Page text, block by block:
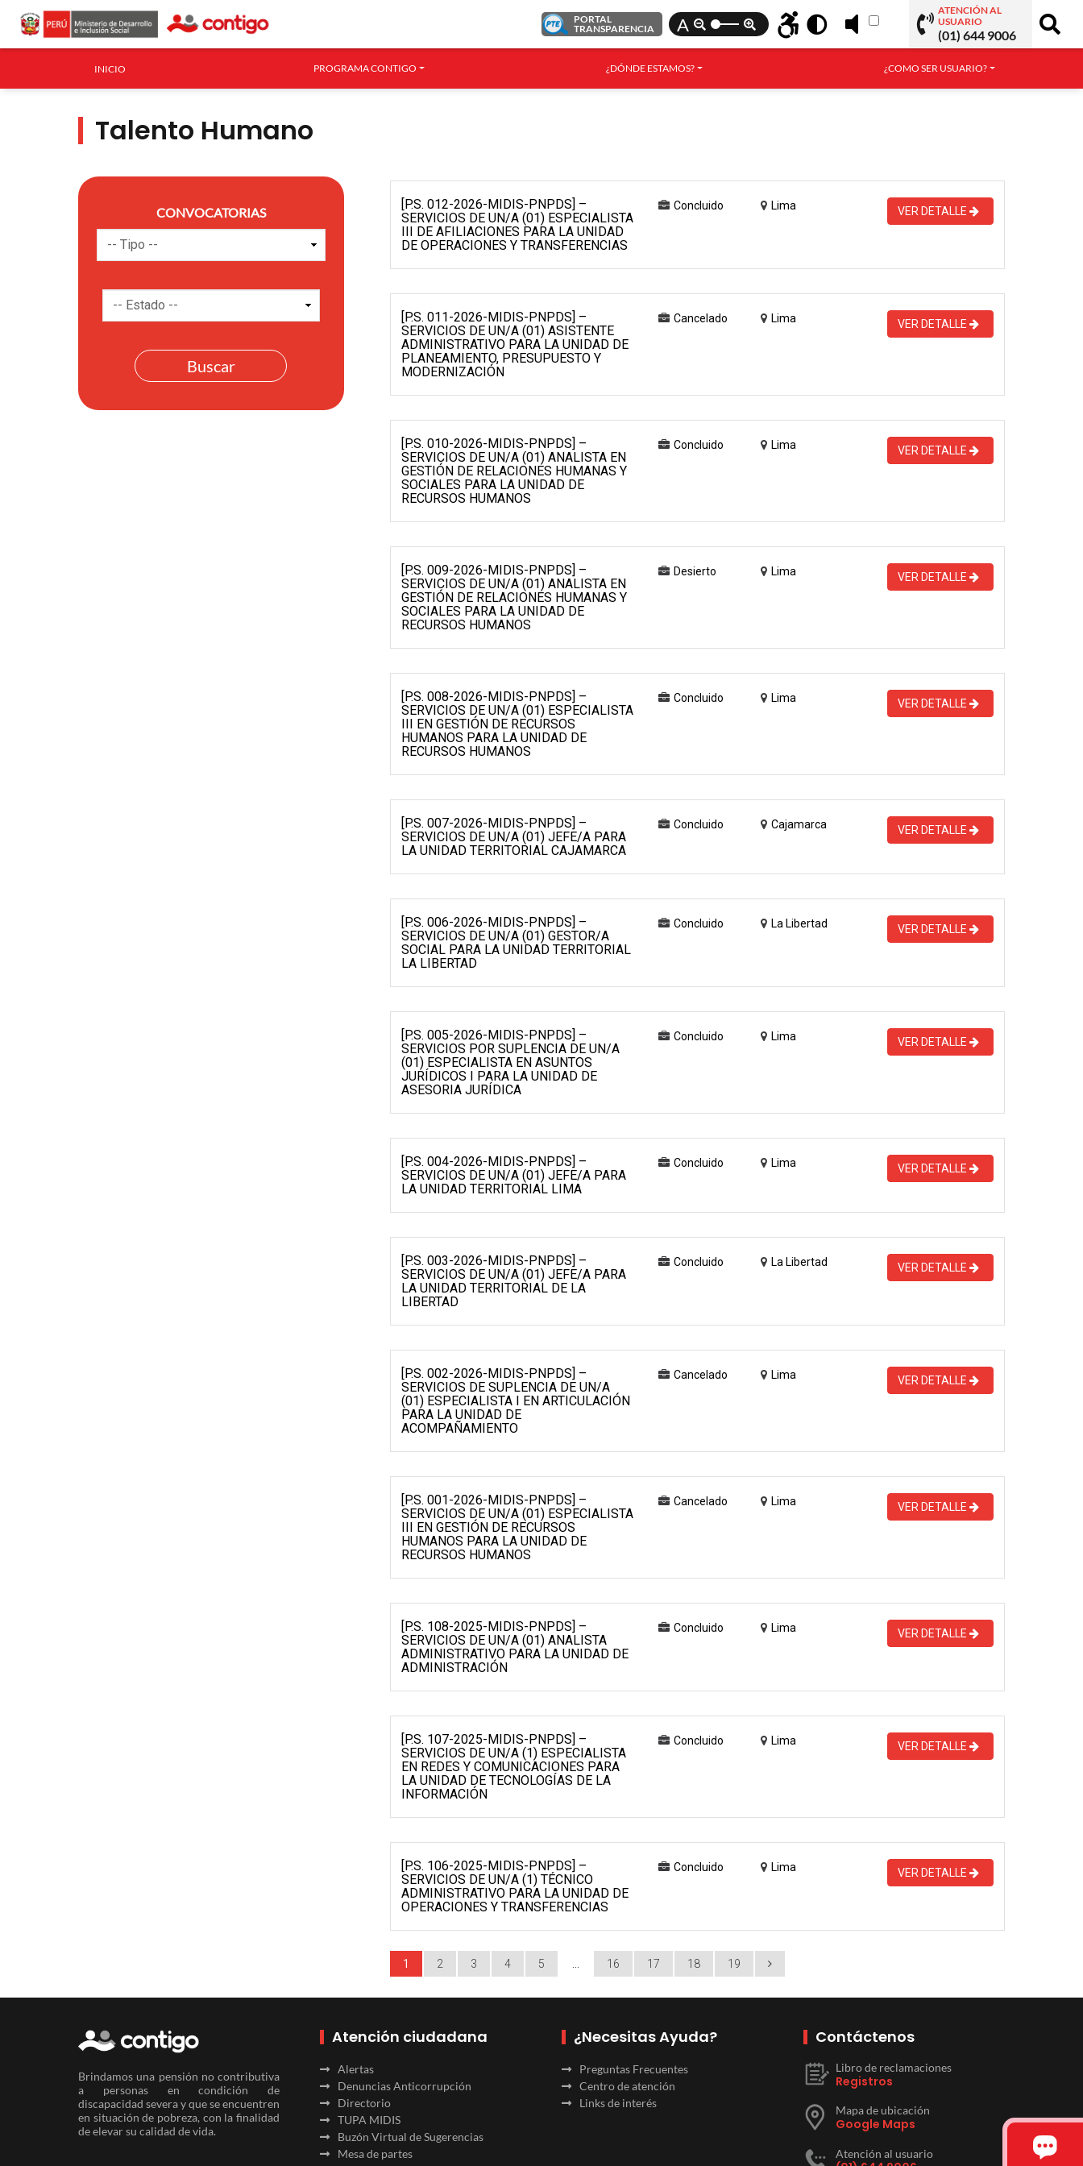
PORTAL
TRANSPARENCIA
A
ATENCIÓN AL
USUARIO
(01) 644 9006
INICIO PROGRAMA CONTIGO ¿DÓNDE ESTAMOS? ¿COMO SER USUARIO?
Talento Humano
CONVOCATORIAS
[P.S. 012-2026-MIDIS-PNPDS] –
SERVICIOS DE UN/A (01) ESPECIALISTA
III DE AFILIACIONES PARA LA UNIDAD
DE OPERACIONES Y TRANSFERENCIAS
Concluido Lima VER DETALLE
[P.S. 011-2026-MIDIS-PNPDS] –
SERVICIOS DE UN/A (01) ASISTENTE
ADMINISTRATIVO PARA LA UNIDAD DE
PLANEAMIENTO, PRESUPUESTO Y
MODERNIZACIÓN
Cancelado Lima VER DETALLE
[P.S. 010-2026-MIDIS-PNPDS] –
SERVICIOS DE UN/A (01) ANALISTA EN
GESTIÓN DE RELACIONES HUMANAS Y
SOCIALES PARA LA UNIDAD DE
RECURSOS HUMANOS
Concluido Lima VER DETALLE
[P.S. 009-2026-MIDIS-PNPDS] –
SERVICIOS DE UN/A (01) ANALISTA EN
GESTIÓN DE RELACIONES HUMANAS Y
SOCIALES PARA LA UNIDAD DE
RECURSOS HUMANOS
Desierto Lima VER DETALLE
[P.S. 008-2026-MIDIS-PNPDS] –
SERVICIOS DE UN/A (01) ESPECIALISTA
III EN GESTIÓN DE RECURSOS
HUMANOS PARA LA UNIDAD DE
RECURSOS HUMANOS
Concluido Lima VER DETALLE
[P.S. 007-2026-MIDIS-PNPDS] –
SERVICIOS DE UN/A (01) JEFE/A PARA
LA UNIDAD TERRITORIAL CAJAMARCA
Concluido Cajamarca VER DETALLE
[P.S. 006-2026-MIDIS-PNPDS] –
SERVICIOS DE UN/A (01) GESTOR/A
SOCIAL PARA LA UNIDAD TERRITORIAL
LA LIBERTAD
Concluido La Libertad VER DETALLE
[P.S. 005-2026-MIDIS-PNPDS] –
SERVICIOS POR SUPLENCIA DE UN/A
(01) ESPECIALISTA EN ASUNTOS
JURÍDICOS I PARA LA UNIDAD DE
ASESORIA JURÍDICA
Concluido Lima VER DETALLE
[P.S. 004-2026-MIDIS-PNPDS] –
SERVICIOS DE UN/A (01) JEFE/A PARA
LA UNIDAD TERRITORIAL LIMA
Concluido Lima VER DETALLE
[P.S. 003-2026-MIDIS-PNPDS] –
SERVICIOS DE UN/A (01) JEFE/A PARA
LA UNIDAD TERRITORIAL DE LA
LIBERTAD
Concluido La Libertad VER DETALLE
[P.S. 002-2026-MIDIS-PNPDS] –
SERVICIOS DE SUPLENCIA DE UN/A
(01) ESPECIALISTA I EN ARTICULACIÓN
PARA LA UNIDAD DE
ACOMPAÑAMIENTO
Cancelado Lima VER DETALLE
[P.S. 001-2026-MIDIS-PNPDS] –
SERVICIOS DE UN/A (01) ESPECIALISTA
III EN GESTIÓN DE RECURSOS
HUMANOS PARA LA UNIDAD DE
RECURSOS HUMANOS
Cancelado Lima VER DETALLE
[P.S. 108-2025-MIDIS-PNPDS] –
SERVICIOS DE UN/A (01) ANALISTA
ADMINISTRATIVO PARA LA UNIDAD DE
ADMINISTRACIÓN
Concluido Lima VER DETALLE
[P.S. 107-2025-MIDIS-PNPDS] –
SERVICIOS DE UN/A (1) ESPECIALISTA
EN REDES Y COMUNICACIONES PARA
LA UNIDAD DE TECNOLOGÍAS DE LA
INFORMACIÓN
Concluido Lima VER DETALLE
[P.S. 106-2025-MIDIS-PNPDS] –
SERVICIOS DE UN/A (1) TÉCNICO
ADMINISTRATIVO PARA LA UNIDAD DE
OPERACIONES Y TRANSFERENCIAS
Concluido Lima VER DETALLE
1 2 3 4 5 16 17 18 19
Brindamos una pensión no contributiva
a personas en condición de
discapacidad severa y que se encuentren
en situación de pobreza, con la finalidad
de elevar su calidad de vida.
Atención ciudadana
Alertas
Denuncias Anticorrupción
Directorio
TUPA MIDIS
Buzón Virtual de Sugerencias
Mesa de partes
¿Necesitas Ayuda?
Preguntas Frecuentes
Centro de atención
Links de interés
Contáctenos
Libro de reclamaciones
Registros
Mapa de ubicación
Google Maps
Atención al usuario